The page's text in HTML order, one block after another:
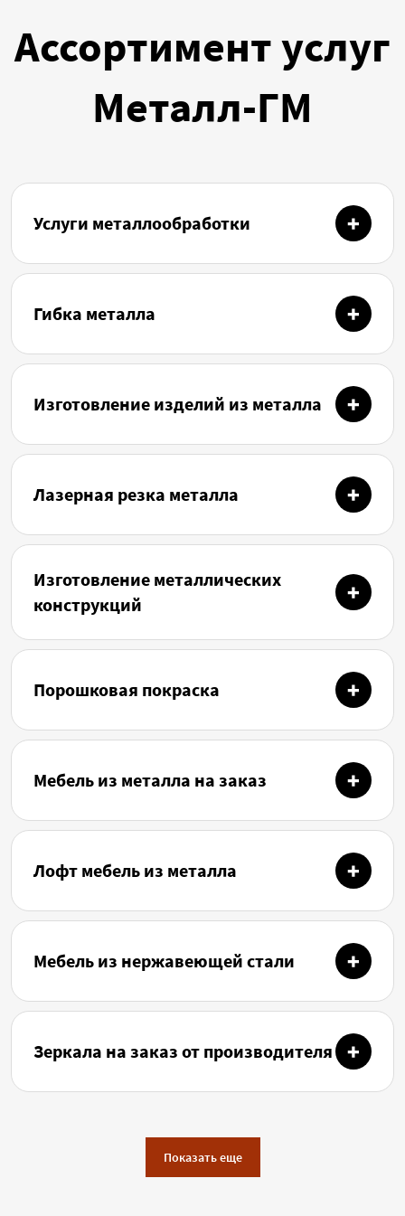
Ассортимент услуг
Металл-ГМ
Услуги металлообработки
Гибка металла
Изготовление изделий из металла
Лазерная резка металла
Изготовление металлических
конструкций
Порошковая покраска
Мебель из металла на заказ
Лофт мебель из металла
Мебель из нержавеющей стали
Зеркала на заказ от производителя
Показать еще